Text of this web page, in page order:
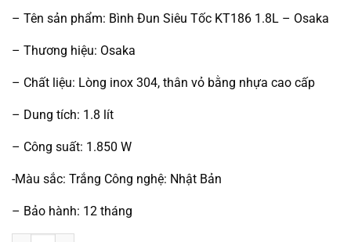
– Tên sản phẩm: Bình Đun Siêu Tốc KT186 1.8L – Osaka
– Thương hiệu: Osaka
– Chất liệu: Lòng inox 304, thân vỏ bằng nhựa cao cấp
– Dung tích: 1.8 lít
– Công suất: 1.850 W
-Màu sắc: Trắng Công nghệ: Nhật Bản
– Bảo hành: 12 tháng